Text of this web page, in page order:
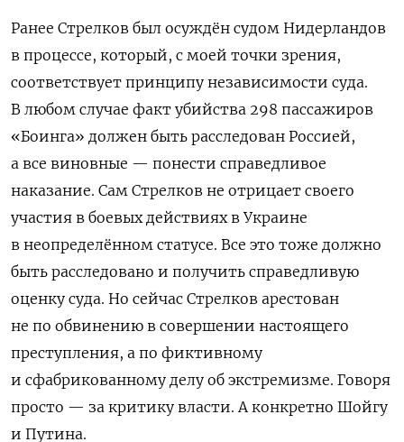
Ранее Стрелков был осуждён судом Нидерландов
в процессе, который, с моей точки зрения,
соответствует принципу независимости суда.
В любом случае факт убийства 298 пассажиров
«Боинга» должен быть расследован Россией,
а все виновные — понести справедливое
наказание. Сам Стрелков не отрицает своего
участия в боевых действиях в Украине
в неопределённом статусе. Все это тоже должно
быть расследовано и получить справедливую
оценку суда. Но сейчас Стрелков арестован
не по обвинению в совершении настоящего
преступления, а по фиктивному
и сфабрикованному делу об экстремизме. Говоря
просто — за критику власти. А конкретно Шойгу
и Путина.